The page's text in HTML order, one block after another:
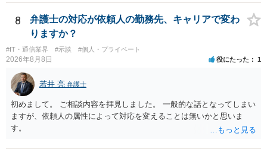
て描くにとどまる場合は、通常、商標権侵害にはなりにくいと考えら
れます。 ただし、家具名や特徴的な形状を商品名・広告に大きく表示
し、公式商品やライセンス商品と誤認させる販売方法であれば、商標
権や不正競争防止法上の問題が生じ得ます。家具のデザインに著作権
が認められる場合は、著作権も別途問題となります。 無料のSNS投稿
やプレゼントでも、著作権侵害は成立し得ます。商標権については、
有料か無料かよりも、商標として使用しているかが重要です。 また、
日本の商標権は原則として日本国内にのみ効力を持ちます。外国で販
売する場合は、販売国の商標・意匠等を確認する必要があります。 他
の作家の例は、許諾を得ている、権利が消滅している、侵害に当たら
ない、又は単に権利行使されていないなど、様々な可能性がありま
す。他人が販売していることだけでは、適法とは判断できません。
8
弁護士の対応が依頼人の勤務先、キャリアで変わ
りますか？
#IT・通信業界 #示談 #個人・プライベート
2026年8月8日 役にたった 1
若井 亮 弁護士
初めまして。 ご相談内容を拝見しました。 一般的な話となってしまい
ますが、依頼人の属性によって対応を変えることは無いかと思いま
す。